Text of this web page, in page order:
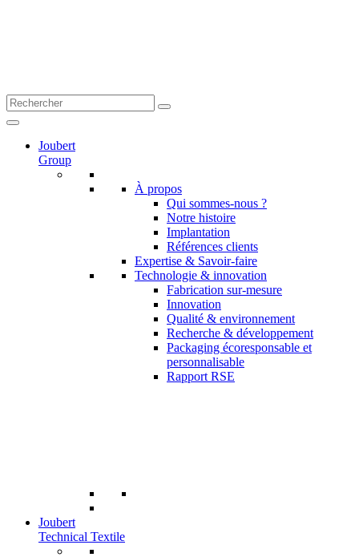
Joubert
Group
À propos
Qui sommes-nous ?
Notre histoire
Implantation
Références clients
Expertise & Savoir-faire
Technologie & innovation
Fabrication sur-mesure
Innovation
Qualité & environnement
Recherche & développement
Packaging écoresponsable et
personnalisable
Rapport RSE
Joubert
Technical Textile